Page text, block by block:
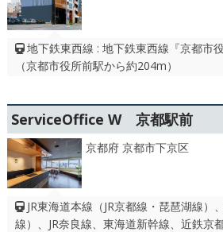
地下鉄東西線 : 地下鉄東西線『京都市
（京都市役所前駅から約204m）
ServiceOffice W 京都駅前
京都府 京都市下京区
JR東海道本線（JR京都線・琵琶湖線）
線）、JR奈良線、東海道新幹線、近鉄京